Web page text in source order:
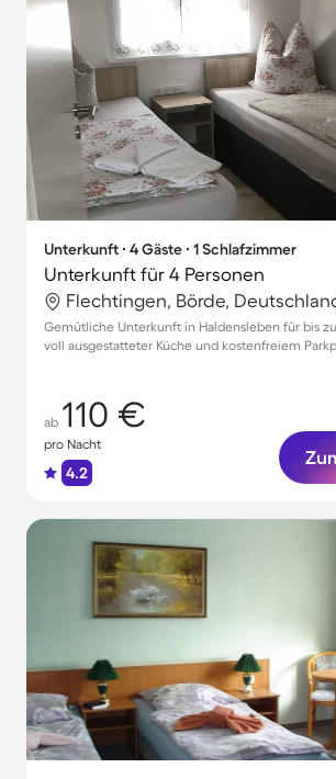
Unterkunft ∙ 4 Gäste ∙ 1 Schlafzimmer
Unterkunft für 4 Personen
Flechtingen, Börde,
Gemütliche Unterkunft in Haldensleben für bis
voll ausgestatteter Küche und kostenfreiem
ab 110 €
pro Nacht
4.2